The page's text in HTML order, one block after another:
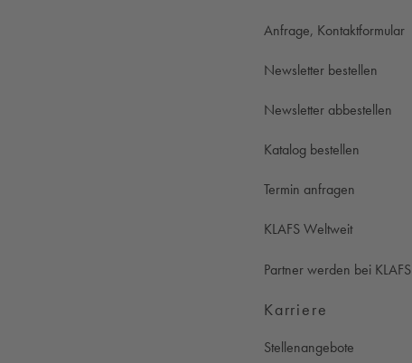
Anfrage, Kontaktformular
Newsletter bestellen
Newsletter abbestellen
Katalog bestellen
Termin anfragen
KLAFS Weltweit
Partner werden bei KLAFS
Karriere
Stellenangebote